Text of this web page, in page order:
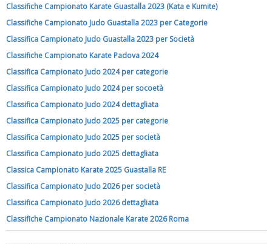
rivoluzioni"
Tiziano Pesce a Radio InBlu2000 traccia il bilancio della stagione
Classifiche Campionato Karate Guastalla 2023 (Kata e Kumite)
Classifiche Campionato Judo Guastalla 2023 per Categorie
Classifica Campionato Judo Guastalla 2023 per Società
Classifiche Campionato Karate Padova 2024
Classifica Campionato Judo 2024 per categorie
Classifica Campionato Judo 2024 per socoetà
Classifica Campionato Judo 2024 dettagliata
Classifica Campionato Judo 2025 per categorie
Classifica Campionato Judo 2025 per società
Classifica Campionato Judo 2025 dettagliata
Classica Campionato Karate 2025 Guastalla RE
Classifica Campionato Judo 2026 per società
Classifica Campionato Judo 2026 dettagliata
Classifiche Campionato Nazionale Karate 2026 Roma